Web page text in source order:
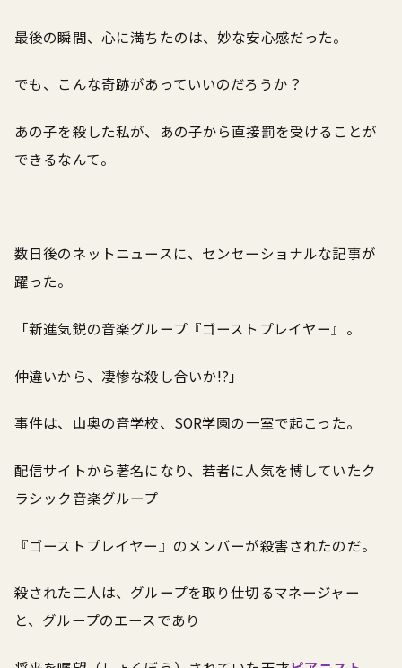
最後の瞬間、心に満ちたのは、妙な安心感だった。
でも、こんな奇跡があっていいのだろうか？
あの子を殺した私が、あの子から直接罰を受けることが
できるなんて。
数日後のネットニュースに、センセーショナルな記事が
躍った。
「新進気鋭の音楽グループ『ゴーストプレイヤー』。
仲違いから、凄惨な殺し合いか!?」
事件は、山奥の音学校、SOR学園の一室で起こった。
配信サイトから著名になり、若者に人気を博していたク
ラシック音楽グループ
『ゴーストプレイヤー』のメンバーが殺害されたのだ。
殺された二人は、グループを取り仕切るマネージャー
と、グループのエースであり